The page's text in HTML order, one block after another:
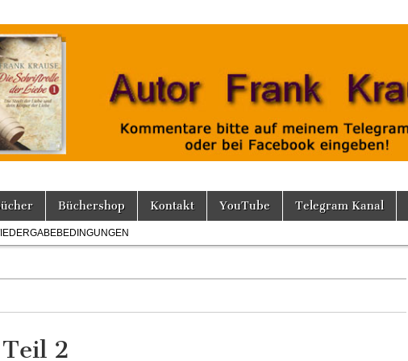
Büchershop Kontakt YouTube Telegram Kanal
2